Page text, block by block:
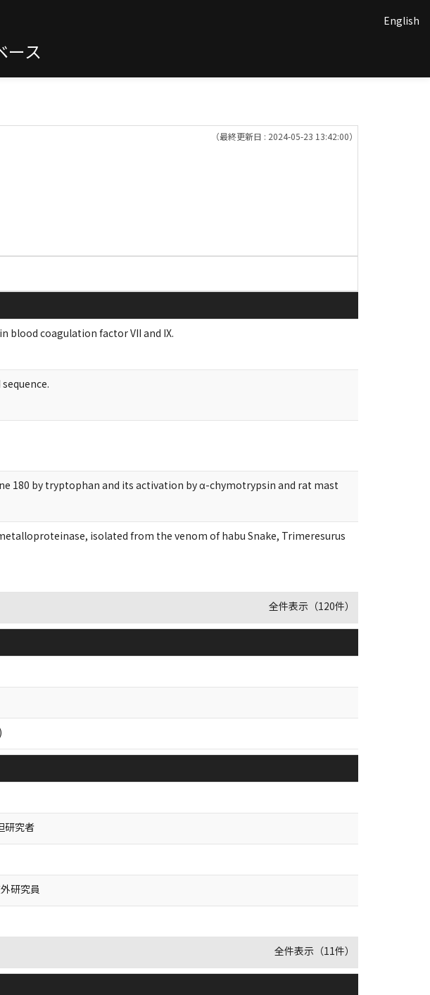
ース
English
（最終更新日 : 2024-05-23 13:42:00）
blood coagulation factor VII and IX.
180 by tryptophan and its activation by α-chymotrypsin and rat mast
isolated from the venom of habu Snake, Trimeresurus
全件表示（120件）
研究者
研究員
全件表示（11件）